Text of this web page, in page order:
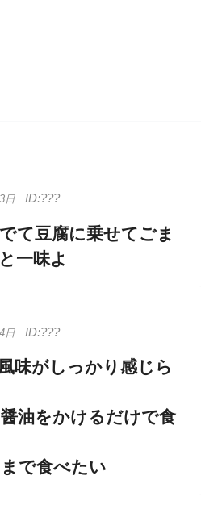
日
て豆腐に乗せてごま
一味よ
日
味がしっかり感じら
油をかけるだけで食
で食べたい